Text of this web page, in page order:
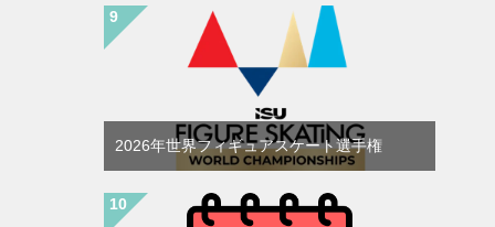
2026年世界フィギュアスケート選手権